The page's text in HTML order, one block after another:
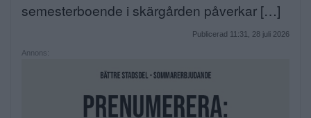
semesterboende i skärgården påverkar […]
Publicerad 11:31, 28 juli 2026
Annons: